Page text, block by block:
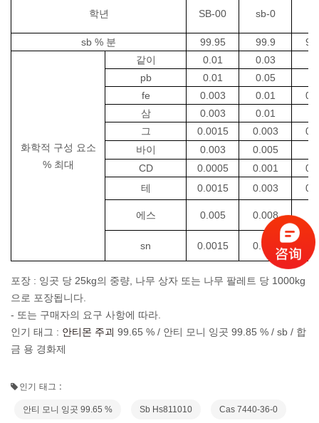
학년 SB-00 sb-0
sb % 분 99.95 99.9
화학적 구성 요소
% 최대
같이 0.01 0.03
pb
0.01 0.05
fe
0.003 0.01
삼
0.003 0.01
그
0.0015 0.003
바이
0.003 0.005
CD
0.0005 0.001
테
0.0015 0.003
에스 0.005 0.008
sn 0.0015 0.003
포장 : 잉곳 당 25kg의 중량, 나무 상자 또는 나무 팔레트 당 1000kg
으로 포장됩니다.
- 또는 구매자의 요구 사항에 따라.
인기 태그 : 안티몬 주괴 99.65 % / 안티 모니 잉곳 99.85 % / sb / 합
금 용 경화제
인기 태그 :
안티 모니 잉곳 99.65 % Sb Hs811010 Cas 7440-36-0